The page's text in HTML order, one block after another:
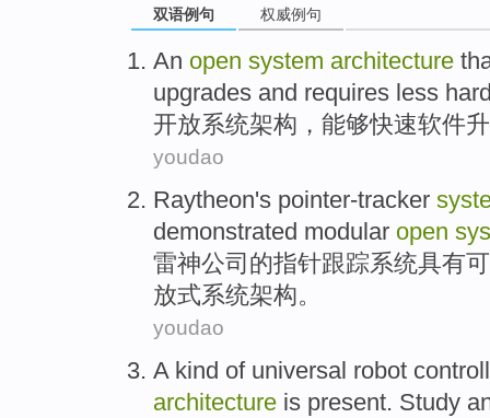
双语例句 权威例句
An open system architecture
upgrades and requires less
开放系统架构 ， 能够快速软件
youdao
Raytheon's pointer-tracker
demonstrated modular open
雷神公司的指针跟踪系统具有
放式系统架构。
youdao
A kind of universal robot
architecture is present. Study